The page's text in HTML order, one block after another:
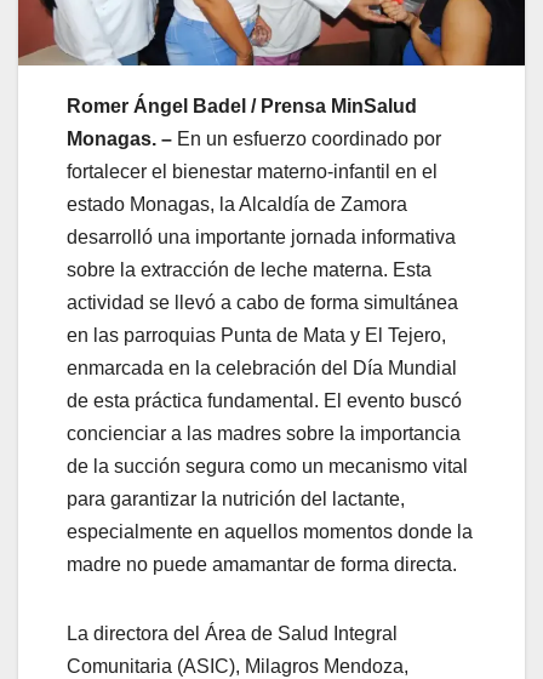
Romer Ángel Badel / Prensa MinSalud
Monagas. – En un esfuerzo coordinado por
fortalecer el bienestar materno-infantil en el
estado Monagas, la Alcaldía de Zamora
desarrolló una importante jornada informativa
sobre la extracción de leche materna. Esta
actividad se llevó a cabo de forma simultánea
en las parroquias Punta de Mata y El Tejero,
enmarcada en la celebración del Día Mundial
de esta práctica fundamental. El evento buscó
concienciar a las madres sobre la importancia
de la succión segura como un mecanismo vital
para garantizar la nutrición del lactante,
especialmente en aquellos momentos donde la
madre no puede amamantar de forma directa.
La directora del Área de Salud Integral
Comunitaria (ASIC), Milagros Mendoza,